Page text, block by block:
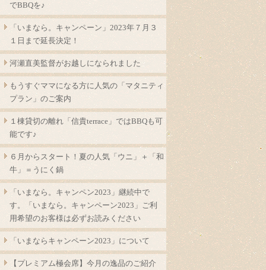
でBBQを♪
「いまなら。キャンペーン」2023年７月３
１日まで延長決定！
河瀬直美監督がお越しになられました
もうすぐママになる方に人気の「マタニティ
プラン」のご案内
１棟貸切の離れ「信貴terrace」ではBBQも可
能です♪
６月からスタート！夏の人気「ウニ」＋「和
牛」＝うにく鍋
「いまなら。キャンペン2023」継続中で
す。「いまなら。キャンペーン2023」ご利
用希望のお客様は必ずお読みください
「いまならキャンペーン2023」について
【プレミアム極会席】今月の逸品のご紹介